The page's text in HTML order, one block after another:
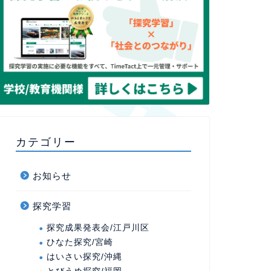
カテゴリー
お知らせ
探究学習
探究成果発表会/江戸川区
ひなた探究/宮崎
はいさい探究/沖縄